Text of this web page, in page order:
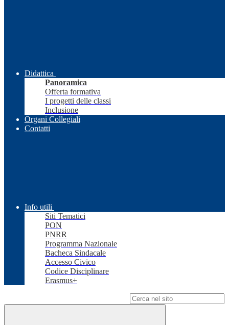
Didattica
Panoramica
Offerta formativa
I progetti delle classi
Inclusione
Organi Collegiali
Contatti
Info utili
Siti Tematici
PON
PNRR
Programma Nazionale
Bacheca Sindacale
Accesso Civico
Codice Disciplinare
Erasmus+